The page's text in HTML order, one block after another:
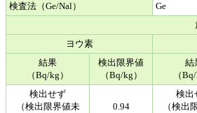
検査法（Ge/Nal）
Ge
ヨウ素
結果
（Bq/kg）
検出限界値
（Bq/kg）
結
（
検出せず
（検出限界値未
0.94
検出
（検出